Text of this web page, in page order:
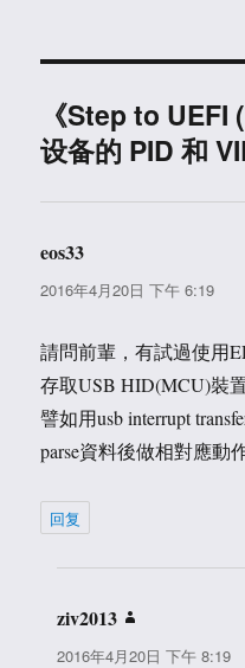
《Step to
设备的 PID 和
eos33
道：
2016年4月20日 下午 6:19
請問前輩，有試過使用
存取USB HID(MCU)裝
譬如用usb interrupt
parse資料後做相對應動作
回复
ziv2013
道：
2016年4月20日 下午 8:19